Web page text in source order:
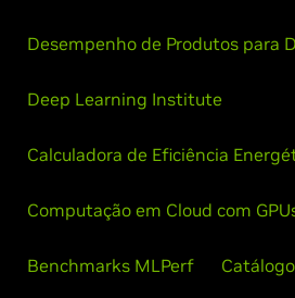
Desempenho de Produtos para
Deep Learning Institute
Calculadora de Eficiência
Computação em Cloud com
Benchmarks MLPerf